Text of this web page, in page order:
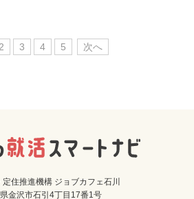
2 3 4 5 次へ
住推進機構 ジョブカフェ石川
金沢市石引4丁目17番1号